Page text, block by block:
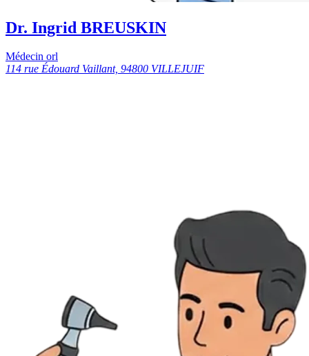
Dr. Ingrid BREUSKIN
Médecin orl
114 rue Édouard Vaillant, 94800 VILLEJUIF